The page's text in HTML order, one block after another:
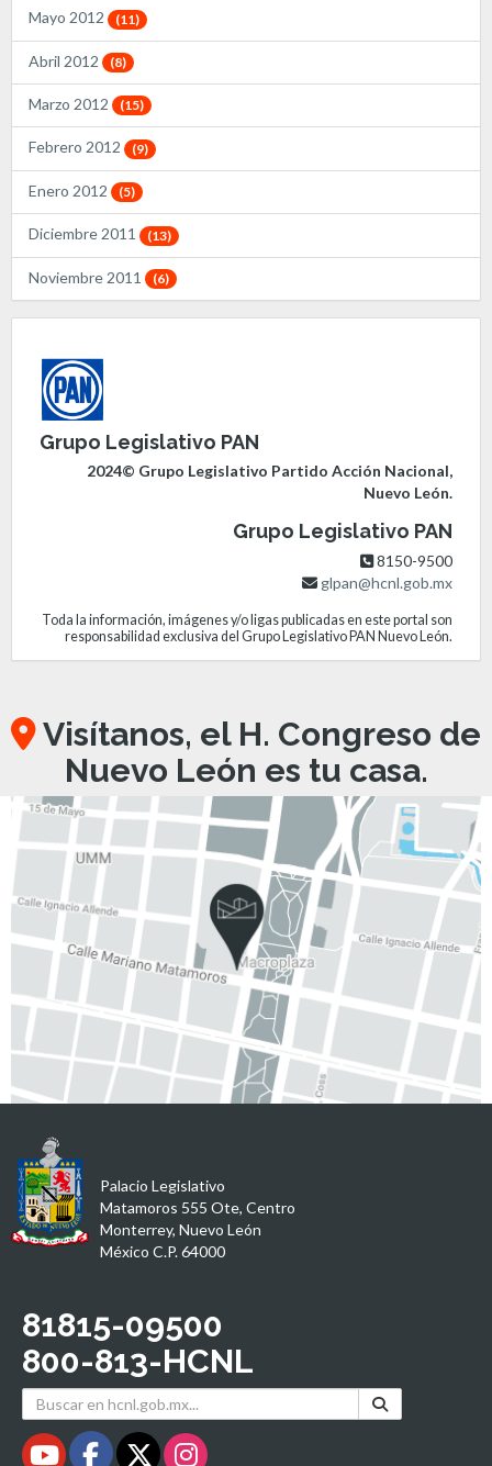
Mayo 2012 (11)
Abril 2012 (8)
Marzo 2012 (15)
Febrero 2012 (9)
Enero 2012 (5)
Diciembre 2011 (13)
Noviembre 2011 (6)
Grupo Legislativo PAN
2024© Grupo Legislativo Partido Acción Nacional,
Nuevo León.
Grupo Legislativo PAN
8150-9500
glpan@hcnl.gob.mx
Toda la información, imágenes y/o ligas publicadas en este portal son
responsabilidad exclusiva del Grupo Legislativo PAN Nuevo León.
Visítanos, el H. Congreso de
Nuevo León es tu casa.
Palacio Legislativo
Matamoros 555 Ote, Centro
Monterrey, Nuevo León
México C.P. 64000
81815-09500
800-813-HCNL